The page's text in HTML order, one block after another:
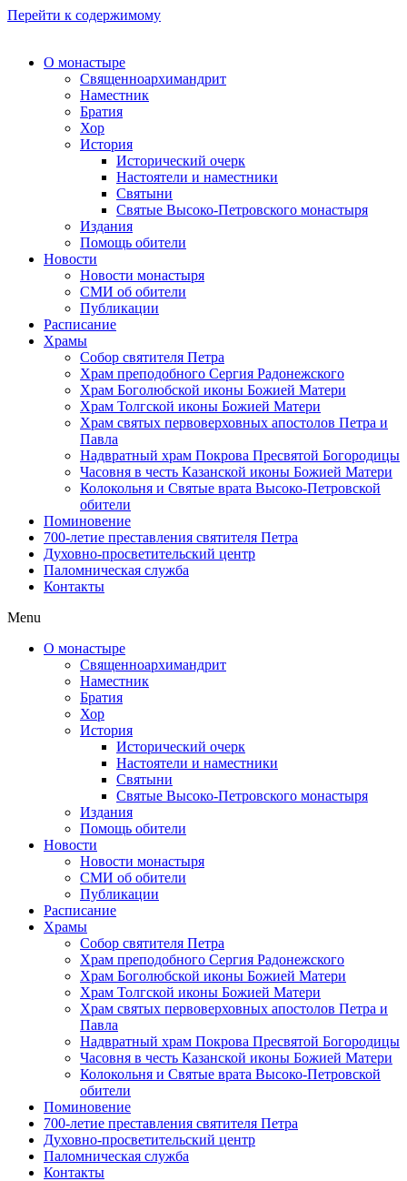
Перейти к содержимому
О монастыре
Священноархимандрит
Наместник
Братия
Хор
История
Исторический очерк
Настоятели и наместники
Святыни
Святые Высоко-Петровского монастыря
Издания
Помощь обители
Новости
Новости монастыря
СМИ об обители
Публикации
Расписание
Храмы
Собор святителя Петра
Храм преподобного Сергия Радонежского
Храм Боголюбской иконы Божией Матери
Храм Толгской иконы Божией Матери
Храм святых первоверховных апостолов Петра и
Павла
Надвратный храм Покрова Пресвятой Богородицы
Часовня в честь Казанской иконы Божией Матери
Колокольня и Святые врата Высоко-Петровской
обители
Поминовение
700-летие преставления святителя Петра
Духовно-просветительский центр
Паломническая служба
Контакты
Menu
О монастыре
Священноархимандрит
Наместник
Братия
Хор
История
Исторический очерк
Настоятели и наместники
Святыни
Святые Высоко-Петровского монастыря
Издания
Помощь обители
Новости
Новости монастыря
СМИ об обители
Публикации
Расписание
Храмы
Собор святителя Петра
Храм преподобного Сергия Радонежского
Храм Боголюбской иконы Божией Матери
Храм Толгской иконы Божией Матери
Храм святых первоверховных апостолов Петра и
Павла
Надвратный храм Покрова Пресвятой Богородицы
Часовня в честь Казанской иконы Божией Матери
Колокольня и Святые врата Высоко-Петровской
обители
Поминовение
700-летие преставления святителя Петра
Духовно-просветительский центр
Паломническая служба
Контакты